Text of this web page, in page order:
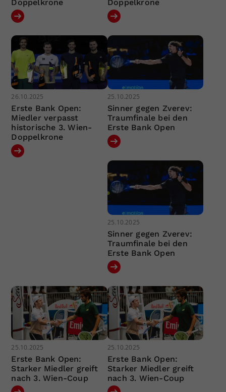
Doppelkrone Doppelkrone
26.10.2025
Erste Bank Open:
Miedler verpasst
historische 3. Wien-
Doppelkrone
25.10.2025
Sinner gegen Zverev:
Traumfinale bei den
Erste Bank Open
25.10.2025
Sinner gegen Zverev:
Traumfinale bei den
Erste Bank Open
25.10.2025
Erste Bank Open:
Starker Miedler greift
nach 3. Wien-Coup
25.10.2025
Erste Bank Open:
Starker Miedler greift
nach 3. Wien-Coup